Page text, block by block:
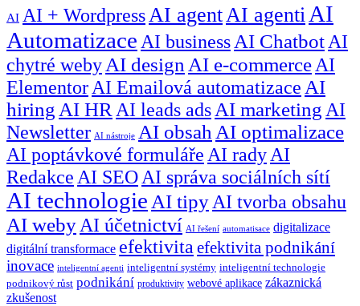
AI AI + WordpressAI agentAI agenti AI
Automatizace AI business AI Chatbot AI
chytré weby AI design AI e-commerce AI
Elementor AI Emailová automatizace AI
hiring AI HR AI leads ads AI marketing AI
Newsletter AI nástroje AI obsah AI optimalizace
AI poptávkové formuláře AI rady AI
Redakce AI SEO AI správa sociálních sítí
AI technologie AI tipy AI tvorba obsahu
AI weby AI účetnictví AI řešení automatisace digitalizace
digitální transformace efektivita efektivita podnikání
inovace inteligentní agenti inteligentní systémy inteligentní technologie
podnikový růst podnikání produktivity webové aplikace zákaznická
zkušenost